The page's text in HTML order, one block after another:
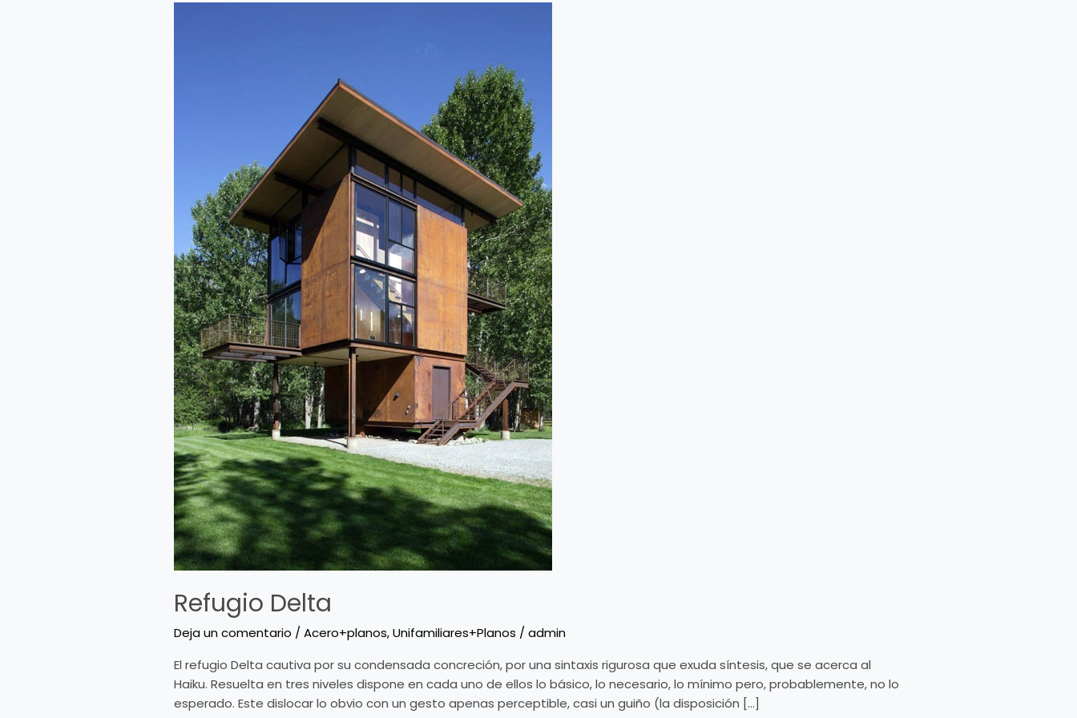
Refugio Delta
Deja un comentario / Acero+planos,Unifamiliares+Planos / admin
El refugio Delta cautiva por su condensada concreción, por una sintaxis rigurosa que exuda síntesis, que se acerca al
Haiku. Resuelta en tres niveles dispone en cada uno de ellos lo básico, lo necesario, lo mínimo pero, probablemente, no lo
esperado. Este dislocar lo obvio con un gesto apenas perceptible, casi un guiño (la disposición […]